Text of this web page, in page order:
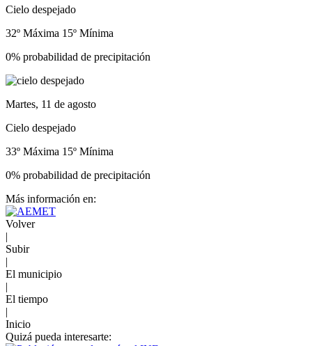
Cielo despejado
32º Máxima 15º Mínima
0% probabilidad de precipitación
Martes, 11 de agosto
Cielo despejado
33º Máxima 15º Mínima
0% probabilidad de precipitación
Más información en:
Volver
|
Subir
|
El municipio
|
El tiempo
|
Inicio
Quizá pueda interesarte: